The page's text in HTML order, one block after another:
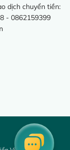
dịch chuyển tiền:
- 0862159399